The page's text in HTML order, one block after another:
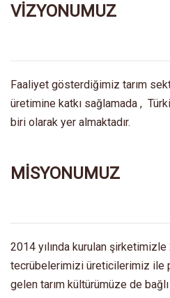
VİZYONUMUZ
Faaliyet gösterdiğimiz tarım
üretimine katkı sağlamada ,
biri olarak yer almaktadır.
MİSYONUMUZ
2014 yılında kurulan şirketimizle
tecrübelerimizi üreticilerimiz ile
gelen tarım kültürümüze de